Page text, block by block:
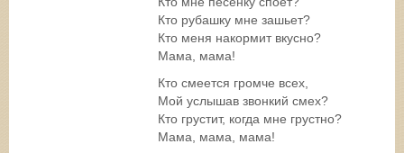
Кто рубашку мне зашьет?
Кто меня накормит вкусно?
Мама, мама!
Кто смеется громче всех,
Мой услышав звонкий смех?
Кто грустит, когда мне грустно?
Мама, мама, мама!